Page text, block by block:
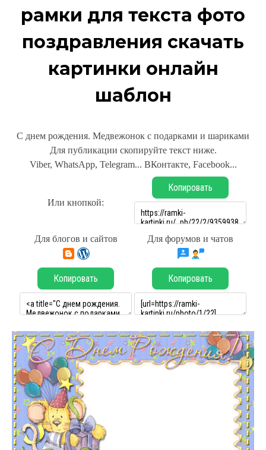
рамки для текста фото
поздравления скачать
картинки онлайн
шаблон
С днем рождения. Медвежонок с подарками и шариками
Для публикации скопируйте текст ниже.
Viber, WhatsApp, Telegram... ВКонтакте, Facebook...
Или кнопкой:
Копировать
Для блогов и сайтов Для форумов и чатов
Копировать Копировать